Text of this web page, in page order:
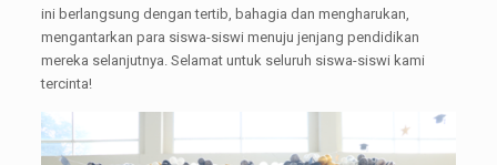
ini berlangsung dengan tertib, bahagia dan mengharukan,
mengantarkan para siswa-siswi menuju jenjang pendidikan
mereka selanjutnya. Selamat untuk seluruh siswa-siswi kami
tercinta!